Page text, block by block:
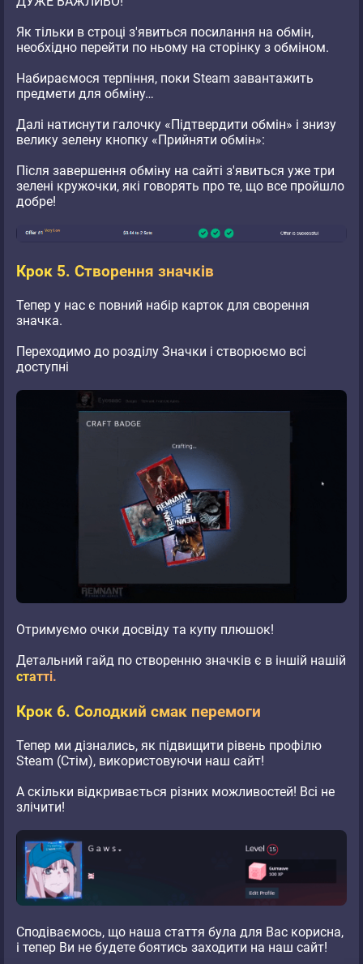
Як тільки в строці з'явиться посилання на обмін,
необхідно перейти по ньому на сторінку з обміном.
Набираємося терпіння, поки Steam завантажить
предмети для обміну…
Далі натиснути галочку «Підтвердити обмін» і знизу
велику зелену кнопку «Прийняти обмін»:
Після завершення обміну на сайті з'явиться уже три
зелені кружочки, які говорять про те, що все пройшло
добре!
Крок 5. Створення значків
Тепер у нас є повний набір карток для сворення
значка.
Переходимо до розділу Значки і створюємо всі
доступні
Отримуємо очки досвіду та купу плюшок!
Детальний гайд по створенню значків є в іншій нашій
статті.
Крок 6. Солодкий смак перемоги
Тепер ми дізнались, як підвищити рівень профілю
Steam (Стім), використовуючи наш сайт!
А скільки відкривається різних можливостей! Всі не
злічити!
Сподіваємось, що наша стаття була для Вас корисна,
і тепер Ви не будете боятись заходити на наш сайт!